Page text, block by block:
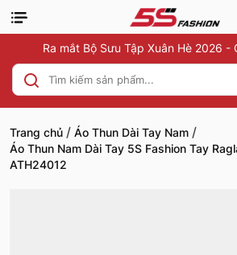
Ra mắt Bộ Sưu Tập Xuân Hè 2026 -
Trang chủ / Áo Thun Dài Tay Nam /
Áo Thun Nam Dài Tay 5S Fashion Tay
ATH24012